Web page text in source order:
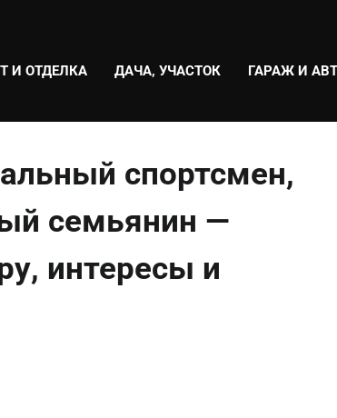
И ОТДЕЛКА ДАЧА, УЧАСТОК ГАРАЖ И
спортсмен,
семьянин —
интересы и